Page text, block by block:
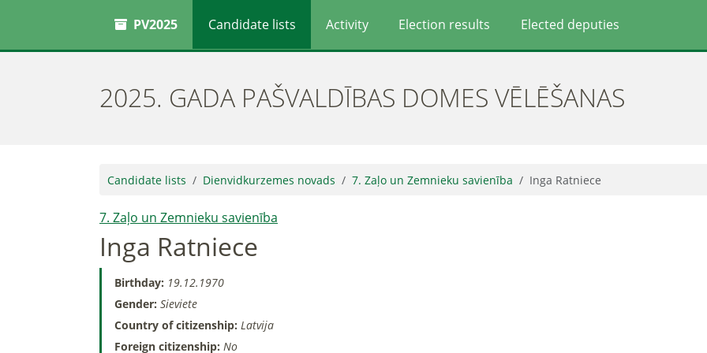
PV2025 Candidate lists Activity Election results Elected deputies
2025. GADA PAŠVALDĪBAS DOMES VĒLĒŠANAS
Candidate lists Dienvidkurzemes novads 7. Zaļo un Zemnieku savienība Inga Ratniece
7. Zaļo un Zemnieku savienība
Inga Ratniece
Birthday: 19.12.1970
Gender: Sieviete
Country of citizenship: Latvija
Foreign citizenship: No